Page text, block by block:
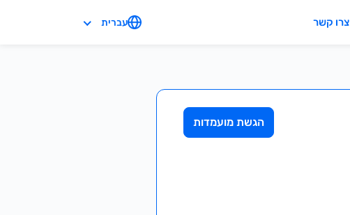
צרו קשר עברית
הגשת מועמדות